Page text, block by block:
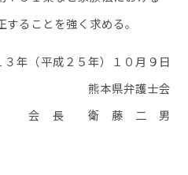
ることを強く求める。
３年（平成２５年）１０月９日
熊本県弁護士会
会 長 衛 藤 二 男